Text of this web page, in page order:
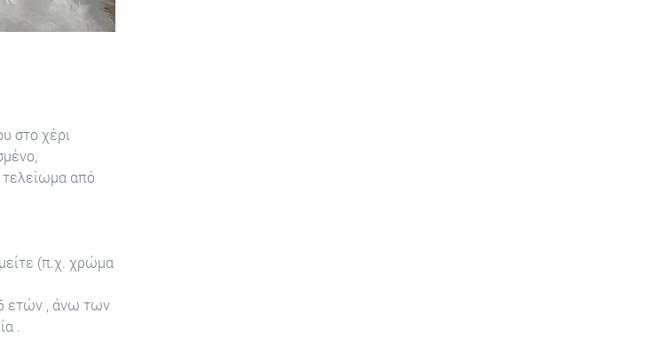
στο χέρι
από
(π.χ. χρώμα
ετών , άνω των
.